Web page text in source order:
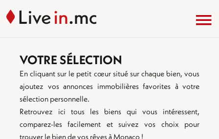
VOTRE SÉLECTION
En cliquant sur le petit cœur situé sur chaque bien, vous
ajoutez vos annonces immobilières favorites à votre
sélection personnelle.
Retrouvez ici tous les biens qui vous intéressent,
comparez-les facilement et suivez vos choix pour
trouver le bien de vos rêves à Monaco !